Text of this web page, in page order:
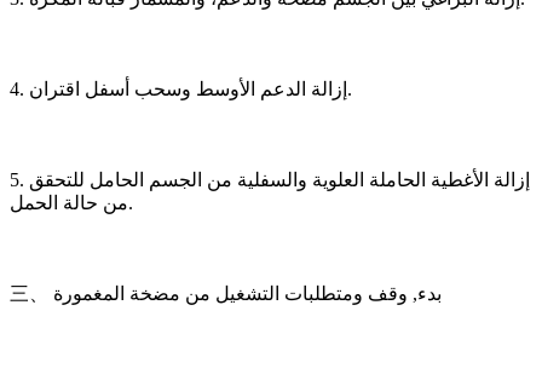
4. إزالة الدعم الأوسط وسحب أسفل اقتران.
5. إزالة الأغطية الحاملة العلوية والسفلية من الجسم الحامل للتحقق
من حالة الحمل.
三、 بدء, وقف ومتطلبات التشغيل من مضخة المغمورة